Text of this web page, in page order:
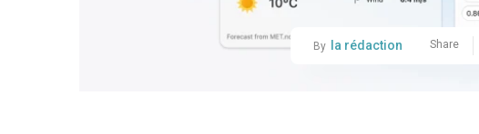
By la rédaction Share